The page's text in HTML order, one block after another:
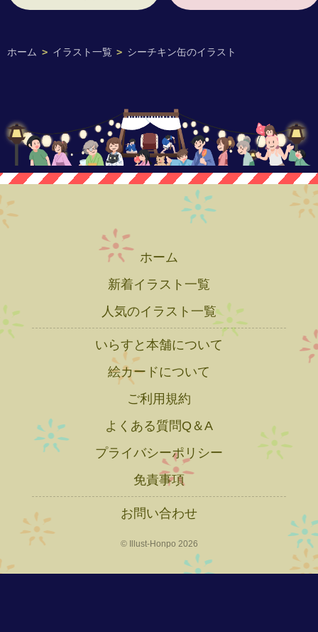
ホーム > イラスト一覧 > シーチキン缶のイラスト
ホーム
新着イラスト一覧
人気のイラスト一覧
いらすと本舗について
絵カードについて
ご利用規約
よくある質問Q＆A
プライバシーポリシー
免責事項
お問い合わせ
© Illust-Honpo 2026